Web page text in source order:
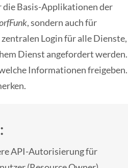
die Basis-Applikationen der
, sondern auch für
Login für alle Dienste,
Dienst angefordert werden.
Informationen freigeben.
API-Autorisierung für